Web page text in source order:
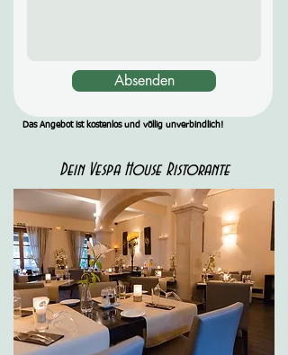
Absenden
Das Angebot ist kostenlos und völlig unverbindlich!
Dein Vespa House Ristorante